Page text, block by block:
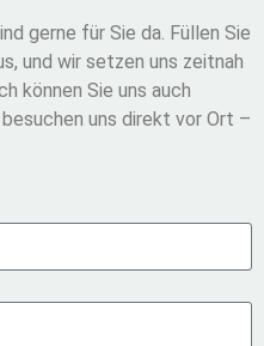
gerne für Sie da. Füllen Sie
und wir setzen uns zeitnah
können Sie uns auch
uns direkt vor Ort –